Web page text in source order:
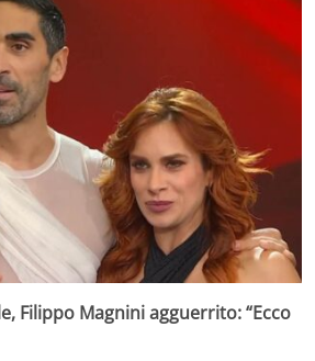
Filippo Magnini agguerrito: “Ecco